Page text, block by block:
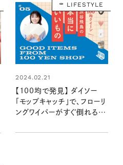
LIFESTYLE
2024.02.21
【100均で発見】 ダイソー
「モップキャッチ」で、フローリ
ングワイパーがすぐ倒れる問
渋谷飛鳥の『本当にいいも